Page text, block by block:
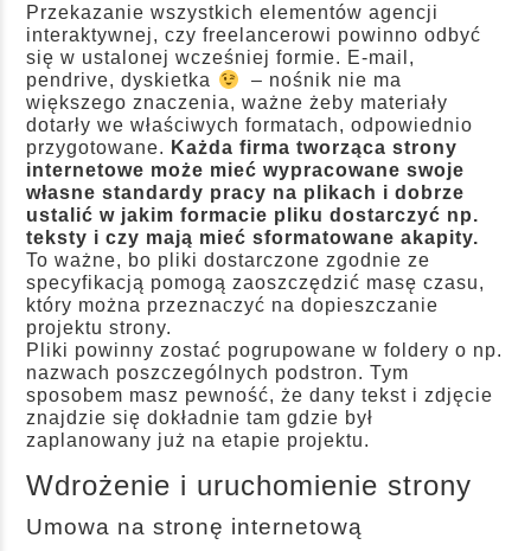
Przekazanie wszystkich elementów agencji
interaktywnej, czy freelancerowi powinno odbyć
się w ustalonej wcześniej formie. E-mail,
pendrive, dyskietka
– nośnik nie ma
większego znaczenia, ważne żeby materiały
dotarły we właściwych formatach, odpowiednio
przygotowane. Każda firma tworząca strony
internetowe może mieć wypracowane swoje
własne standardy pracy na plikach i dobrze
ustalić w jakim formacie pliku dostarczyć np.
teksty i czy mają mieć sformatowane akapity.
To ważne, bo pliki dostarczone zgodnie ze
specyfikacją pomogą zaoszczędzić masę czasu,
który można przeznaczyć na dopieszczanie
projektu strony.
Pliki powinny zostać pogrupowane w foldery o np.
nazwach poszczególnych podstron. Tym
sposobem masz pewność, że dany tekst i zdjęcie
znajdzie się dokładnie tam gdzie był
zaplanowany już na etapie projektu.
Wdrożenie i uruchomienie strony
Umowa na stronę internetową